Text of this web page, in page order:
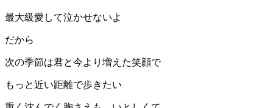
最大級愛して泣かせないよ
だから
次の季節は君と今より増えた笑顔で
もっと近い距離で歩きたい